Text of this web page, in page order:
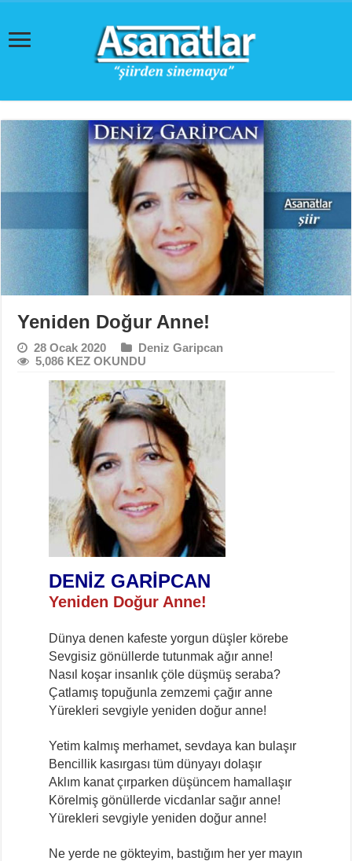
Yeniden Doğur Anne!
28 Ocak 2020
Deniz Garipcan
5,086 KEZ OKUNDU
DENİZ GARİPCAN
Yeniden Doğur Anne!
Dünya denen kafeste yorgun düşler körebe
Sevgisiz gönüllerde tutunmak ağır anne!
Nasıl koşar insanlık çöle düşmüş seraba?
Çatlamış topuğunla zemzemi çağır anne
Yürekleri sevgiyle yeniden doğur anne!
Yetim kalmış merhamet, sevdaya kan bulaşır
Bencillik kasırgası tüm dünyayı dolaşır
Aklım kanat çırparken düşüncem hamallaşır
Körelmiş gönüllerde vicdanlar sağır anne!
Yürekleri sevgiyle yeniden doğur anne!
Ne yerde ne gökteyim, bastığım her yer mayın